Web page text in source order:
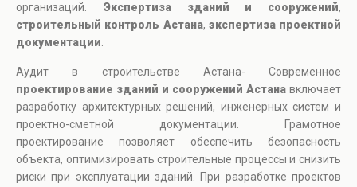
организаций. Экспертиза зданий и сооружений,
строительный контроль Астана, экспертиза проектной
документации
Аудит в строительстве Астана- Современное
проектирование зданий и сооружений Астана включает
разработку архитектурных решений, инженерных систем и
проектно-сметной документации. Грамотное
проектирование позволяет обеспечить безопасность
объекта, оптимизировать строительные процессы и снизить
риски при эксплуатации зданий. При разработке проектов